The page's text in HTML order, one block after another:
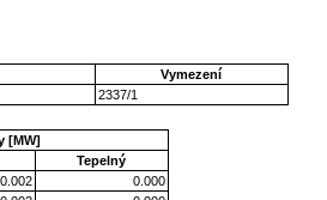
Vymezení
2337/1
[MW]
Tepelný
0.002
0.000